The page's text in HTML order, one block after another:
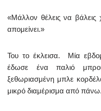
«Μάλλον θέλεις να
απομείνει.»
Του το έκλεισα. Μία
έδωσε ένα παλιό
ξεθωριασμένη μπλε
μικρό διαμέρισμα από